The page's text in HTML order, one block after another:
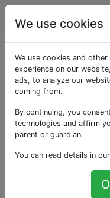
Als
Beim Flashen wird
Dateisystem) in den
Wo
We use cookies
We use cookies and
experience on our
ads, to analyze our
coming from.
By continuing, you
technologies and affirm
parent or guardian.
You can read details in our